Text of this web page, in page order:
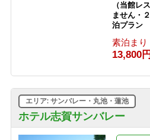
（当館レ
ません・
泊プラン
素泊まり
13,800
ホテル志賀サンバレー
エリア: サンバレー・丸池・蓮池